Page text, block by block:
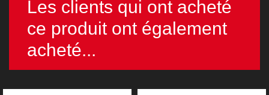
Les clients qui ont acheté
ce produit ont également
acheté...